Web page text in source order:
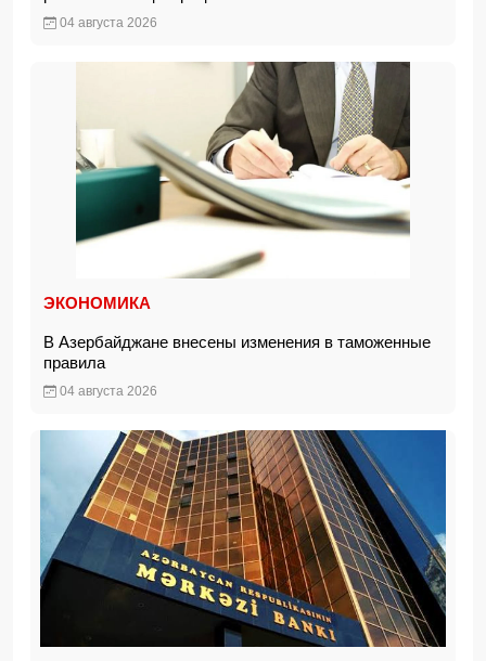
04 августа 2026
ЭКОНОМИКА
В Азербайджане внесены изменения в таможенные
правила
04 августа 2026